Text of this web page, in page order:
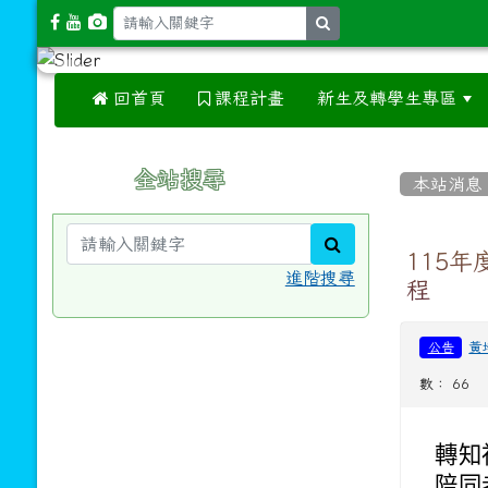
 回首頁 課程計畫 新生及轉學生專區
本站消息
115年
程
公告 黃
數： 66
轉知
全站搜尋
進階搜尋